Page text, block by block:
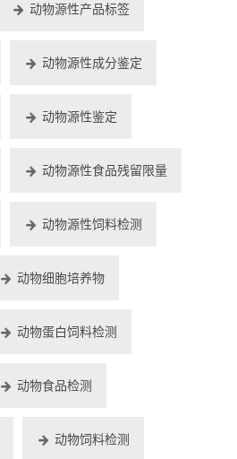
动物源性产品标签
动物源性成分鉴定
动物源性鉴定
动物源性食品残留限量
动物源性饲料检测
动物细胞培养物
动物蛋白饲料检测
动物食品检测
动物饲料检测